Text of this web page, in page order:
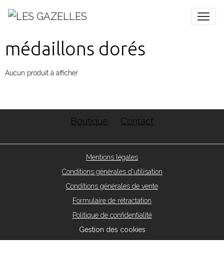
médaillons dorés
Aucun produit à afficher
Boutique Contact
Mentions légales
Conditions générales d'utilisation
Conditions générales de vente
Formulaire de rétractation
Politique de confidentialité
Gestion des cookies